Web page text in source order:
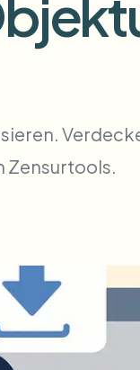
Zensurtools.